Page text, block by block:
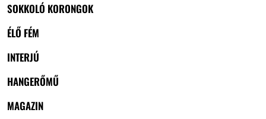
SOKKOLÓ KORONGOK
ÉLŐ FÉM
INTERJÚ
HANGERŐMŰ
MAGAZIN